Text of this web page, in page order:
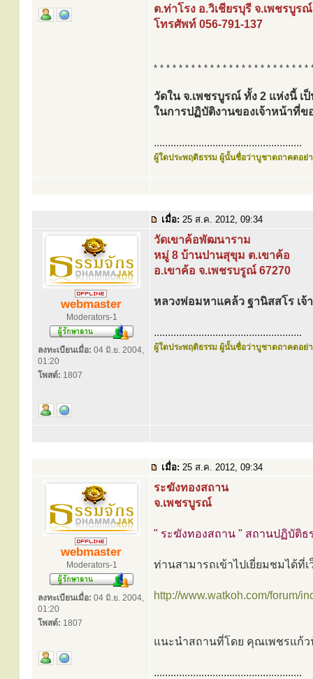
ต.ท่าโรง อ.วิเชียรบุรี จ.เพชรบูร
โทรศัพท์ 056-791-137
* * * * * * * * * * * * * * * * * * * * * * * * *
วัดใน จ.เพชรบูรณ์ ทั้ง 2 แห่งนี้ เ
ในการปฏิบัติงานของเจ้าหน้าที่
.....................................................
ผู้ใดประพฤติธรรม ผู้นั้นชื่อว่าบูชาตถาคตอย่า
เมื่อ: 25 ส.ค. 2012, 09:34
webmaster
Moderators-1
ลงทะเบียนเมื่อ: 04 มิ.ย. 2004,
01:20
โพสต์: 1807
วัดเขาค้อพัฒนาราม
หมู่ 8 บ้านปานสุขุม ต.เขาค้อ
อ.เขาค้อ จ.เพชรบรูณ์ 67270
หลวงพ่อมหาแคล้ว ฐานิสสโร เจ้
.....................................................
ผู้ใดประพฤติธรรม ผู้นั้นชื่อว่าบูชาตถาคตอย่า
เมื่อ: 25 ส.ค. 2012, 09:34
webmaster
Moderators-1
ลงทะเบียนเมื่อ: 04 มิ.ย. 2004,
01:20
โพสต์: 1807
ระฆังทองสถาน
จ.เพชรบูรณ์
" ระฆังทองสถาน " สถานปฏิบัติธ
ท่านสามารถเข้าไปเยี่ยมชมได้ที่เ
http://www.watkoh.com/forum/
แนะนำสถานที่โดย คุณเพชรแก้ว
.....................................................